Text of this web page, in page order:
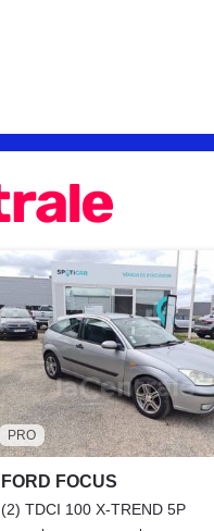
PRO
FORD FOCUS
(2) TDCI 100 X-TREND 5P